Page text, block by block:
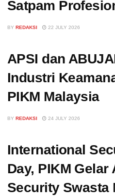
Satpam
BY REDAKSI 22 JULY 2026
APSI dan
Industri
PIKM Malaysia
BY REDAKSI 24 JULY 2026
International
Day, PIKM Gelar
Security Swasta